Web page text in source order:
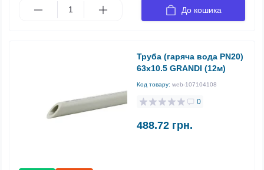
До кошика
Труба (гаряча вода PN20)
63х10.5 GRANDI (12м)
Код товару: web-107104108
0
488.72 грн.